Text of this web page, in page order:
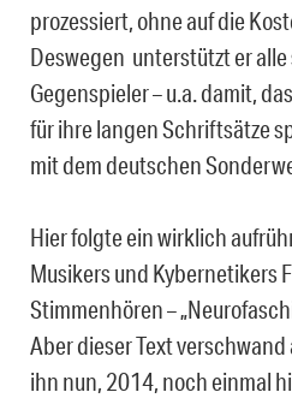
prozessiert, ohne auf die
Deswegen unterstützt er
Gegenspieler – u.a. damit,
für ihre langen Schriftsätze
mit dem deutschen
Hier folgte ein wirklich
Musikers und Kybernetikers
Stimmenhören –
Aber dieser Text
ihn nun, 2014, noch einmal